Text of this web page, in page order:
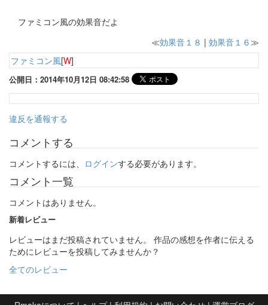
ファミコン風の効果音だよ
≪効果音１８ | 効果音１６≫
ファミコン風[W]
公開日：2014年10月12日 08:42:58
違反を通報する
コメントする
コメントするには、 ログインする必要があります。
コメント一覧
コメントはありません。
新着レビュー
レビューはまだ投稿されていません。 作品の感想を作者に伝える
ためにレビューを投稿してみませんか？
全てのレビュー